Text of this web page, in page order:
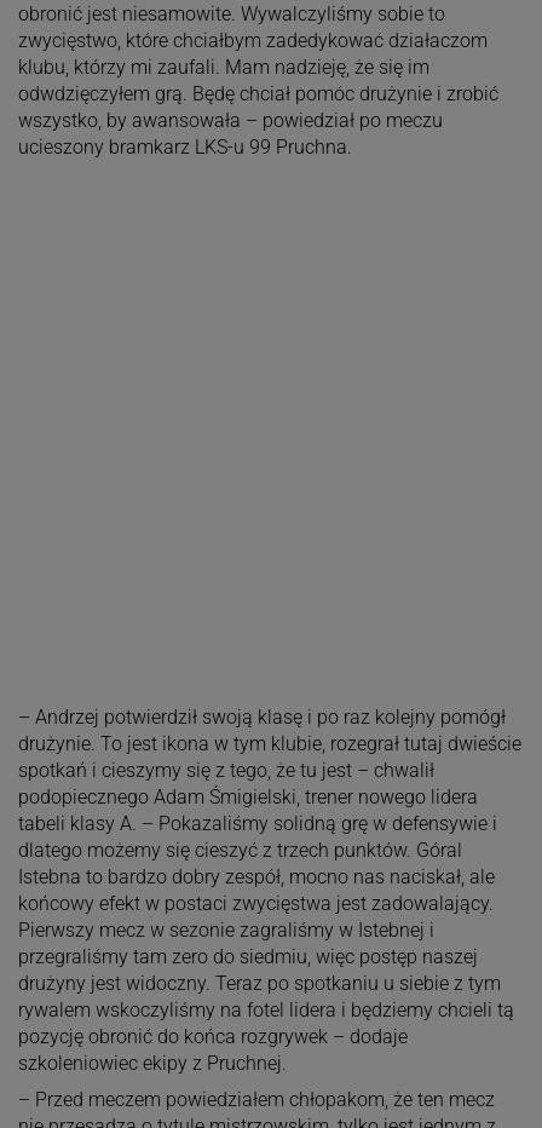
obronić jest niesamowite. Wywalczyliśmy sobie to
zwycięstwo, które chciałbym zadedykować działaczom
klubu, którzy mi zaufali. Mam nadzieję, że się im
odwdzięczyłem grą. Będę chciał pomóc drużynie i zrobić
wszystko, by awansowała – powiedział po meczu
ucieszony bramkarz LKS-u 99 Pruchna.
– Andrzej potwierdził swoją klasę i po raz kolejny pomógł
drużynie. To jest ikona w tym klubie, rozegrał tutaj dwieście
spotkań i cieszymy się z tego, że tu jest – chwalił
podopiecznego Adam Śmigielski, trener nowego lidera
tabeli klasy A. – Pokazaliśmy solidną grę w defensywie i
dlatego możemy się cieszyć z trzech punktów. Góral
Istebna to bardzo dobry zespół, mocno nas naciskał, ale
końcowy efekt w postaci zwycięstwa jest zadowalający.
Pierwszy mecz w sezonie zagraliśmy w Istebnej i
przegraliśmy tam zero do siedmiu, więc postęp naszej
drużyny jest widoczny. Teraz po spotkaniu u siebie z tym
rywalem wskoczyliśmy na fotel lidera i będziemy chcieli tą
pozycję obronić do końca rozgrywek – dodaje
szkoleniowiec ekipy z Pruchnej.
– Przed meczem powiedziałem chłopakom, że ten mecz